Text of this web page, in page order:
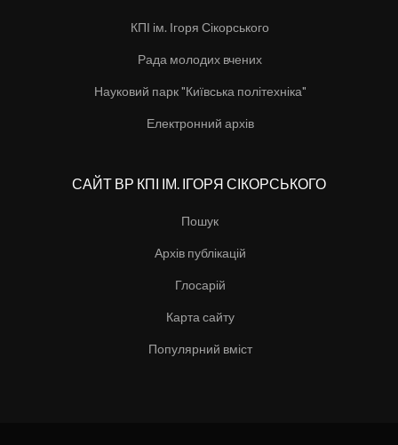
КПІ ім. Ігоря Сікорського
Рада молодих вчених
Науковий парк "Київська політехніка"
Електронний архів
САЙТ ВР КПІ ІМ. ІГОРЯ СІКОРСЬКОГО
Пошук
Архів публікацій
Глосарій
Карта сайту
Популярний вміст